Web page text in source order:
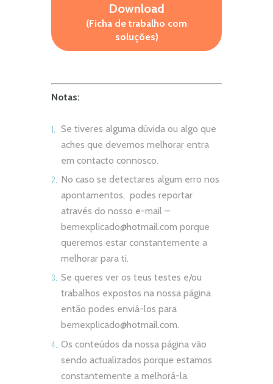
Download
(Ficha de trabalho com
soluções)
Notas:
Se tiveres alguma dúvida ou algo que
aches que devemos melhorar entra
em contacto connosco.
No caso se detectares algum erro nos
apontamentos, podes reportar
através do nosso e-mail –
bemexplicado@hotmail.com porque
queremos estar constantemente a
melhorar para ti.
Se queres ver os teus testes e/ou
trabalhos expostos na nossa página
então podes enviá-los para
bemexplicado@hotmail.com.
Os conteúdos da nossa página vão
sendo actualizados porque estamos
constantemente a melhorá-la.